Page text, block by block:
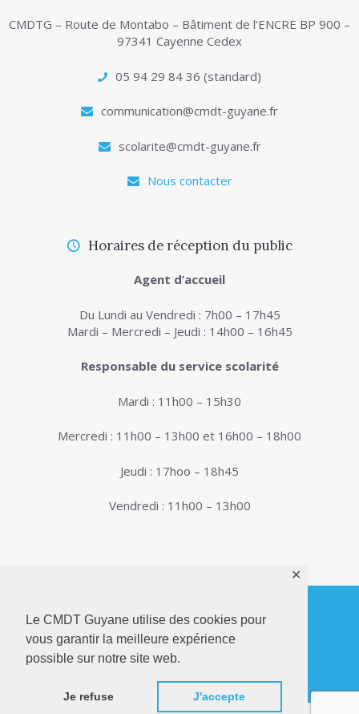
Le CMDT Guyane utilise des cookies pour
vous garantir la meilleure expérience
possible sur notre site web.
Je refuse J'accepte
✕
CMDTG – Route de Montabo – Bâtiment de l’ENCRE BP 900 –
97341 Cayenne Cedex
05 94 29 84 36 (standard)
communication@cmdt-guyane.fr
scolarite@cmdt-guyane.fr
Nous contacter
Horaires de réception du public
Agent d’accueil
Du Lundi au Vendredi : 7h00 – 17h45
Mardi – Mercredi – Jeudi : 14h00 – 16h45
Responsable du service scolarité
Mardi : 11h00 – 15h30
Mercredi : 11h00 – 13h00 et 16h00 – 18h00
Jeudi : 17hoo – 18h45
Vendredi : 11h00 – 13h00
© 2026. Conservatoire de Musique, Danse et
Théâtre de Guyane . Tous droits réservés - Site
Internet réalisé parNetactions